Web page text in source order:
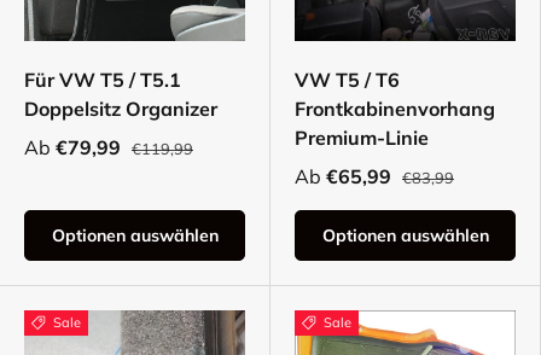
Für VW T5 / T5.1
Doppelsitz Organizer
Ab €79,99 €119,99
Optionen auswählen
VW T5 / T6
Frontkabinenvorhang
Premium-Linie
Ab €65,99 €83,99
Optionen auswählen
Sale Sale